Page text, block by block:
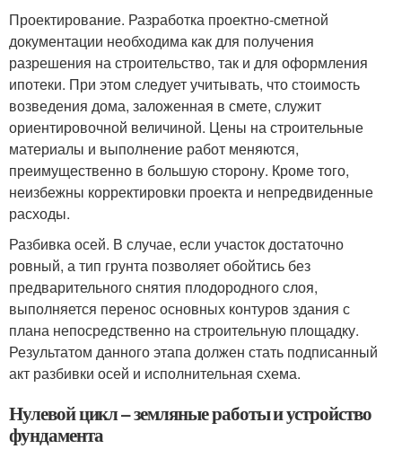
Проектирование. Разработка проектно-сметной
документации необходима как для получения
разрешения на строительство, так и для оформления
ипотеки. При этом следует учитывать, что стоимость
возведения дома, заложенная в смете, служит
ориентировочной величиной. Цены на строительные
материалы и выполнение работ меняются,
преимущественно в большую сторону. Кроме того,
неизбежны корректировки проекта и непредвиденные
расходы.
Разбивка осей. В случае, если участок достаточно
ровный, а тип грунта позволяет обойтись без
предварительного снятия плодородного слоя,
выполняется перенос основных контуров здания с
плана непосредственно на строительную площадку.
Результатом данного этапа должен стать подписанный
акт разбивки осей и исполнительная схема.
Нулевой цикл – земляные работы и устройство
фундамента